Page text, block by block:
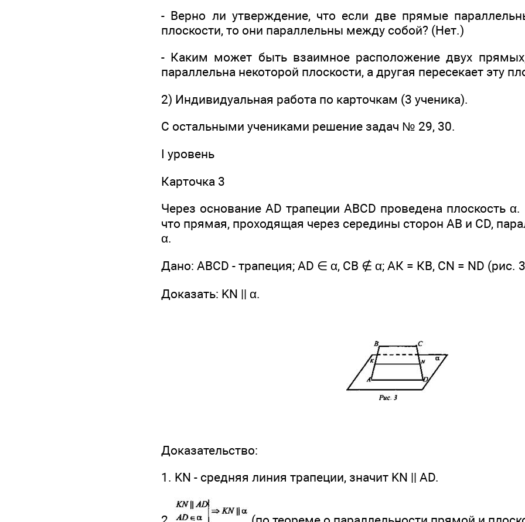
- Верно ли утверждение, что если две прямые
плоскости, то они параллельны между собой? (Нет.)
- Каким может быть взаимное расположение двух
параллельна некоторой плоскости, а другая пересекает эту
2) Индивидуальная работа по карточкам (3 ученика).
С остальными учениками решение задач № 29, 30.
I уровень
Карточка 3
Через основание AD трапеции ABCD проведена плоскость
что прямая, проходящая через середины сторон АВ и CD,
α.
Дано: ABCD - трапеция; AD ∈ α, СВ ∉ α; АК = КВ, CN = ND (рис.
Доказать: KN || α.
Доказательство:
1. KN - средняя линия трапеции, значит KN || AD.